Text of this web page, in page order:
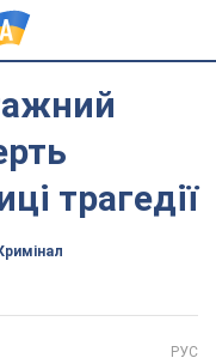
трагедії
РУС